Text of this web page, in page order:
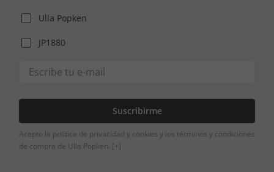
Ulla Popken
JP1880
Suscribirme
Acepto la política de privacidad y cookies y los términos y condiciones
de compra de Ulla Popken. [+]